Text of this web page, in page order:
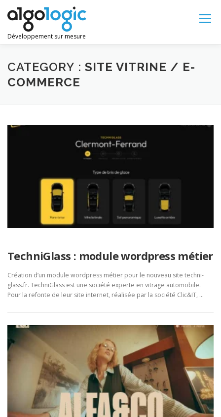
contenu
Développement sur mesure
Menu
LANGUE :
CATEGORY : SITE VITRINE / E-
COMMERCE
TechniGlass : module wordpress métier
Création d’un module wordpress métier pour le nouveau site techni-
glass.fr. TechniGlass est une société experte en vitrage automobile.
Pour la refonte de leur site internet, réalisée par la société Clic&IT, …